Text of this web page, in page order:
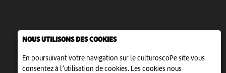
NOUS UTILISONS DES COOKIES
En poursuivant votre navigation sur le culturoscoPe site vous
consentez à l’utilisation de cookies. Les cookies nous